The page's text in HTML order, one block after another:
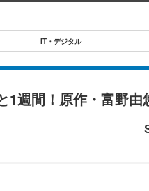
タルTOP
IT・デジタル
1週間！原作・富野由